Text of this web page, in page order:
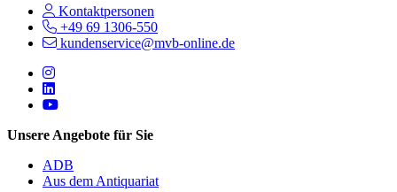
Kontaktpersonen
+49 69 1306-550
kundenservice@mvb-online.de
Follow us on https://www.instagram.com/lifeatmvb/
Follow us on https://www.linkedin.com/company/mvbbooks
Follow us on https://www.youtube.com/@mvbbooks
Unsere Angebote für Sie
ADB
Aus dem Antiquariat